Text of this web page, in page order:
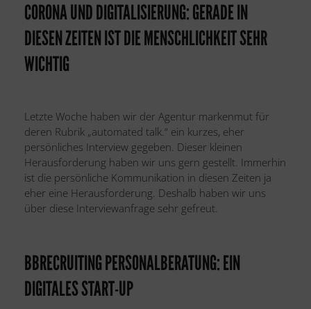
CORONA UND DIGITALISIERUNG: GERADE IN
DIESEN ZEITEN IST DIE MENSCHLICHKEIT SEHR
WICHTIG​
Letzte Woche haben wir der Agentur markenmut für
deren Rubrik „automated talk.“ ein kurzes, eher
persönliches Interview gegeben. Dieser kleinen
Herausforderung haben wir uns gern gestellt. Immerhin
ist die persönliche Kommunikation in diesen Zeiten ja
eher eine Herausforderung. Deshalb haben wir uns
über diese Interviewanfrage sehr gefreut.
BBRECRUITING PERSONALBERATUNG: EIN
DIGITALES START-UP